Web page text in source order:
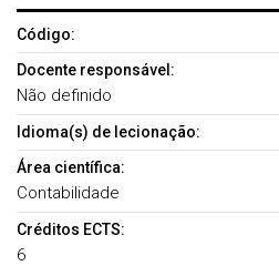
Código:
Docente responsável:
Não definido
Idioma(s) de lecionação:
Área científica:
Contabilidade
Créditos ECTS:
6